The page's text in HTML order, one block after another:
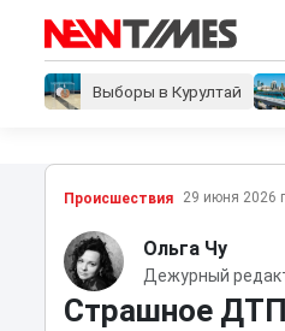
Выборы в Курултай
Проиcшествия 29 июня 2026
Ольга Чу
Дежурный
Страшное